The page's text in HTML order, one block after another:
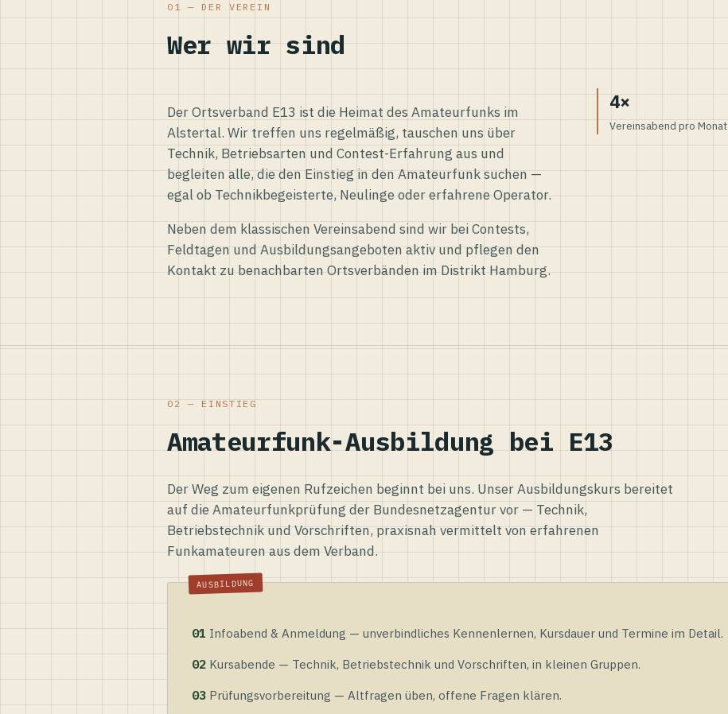
01 — DER VEREIN
Wer wir sind
Der Ortsverband E13 ist die Heimat des Amateurfunks im
Alstertal. Wir treffen uns regelmäßig, tauschen uns über
Technik, Betriebsarten und Contest-Erfahrung aus und
begleiten alle, die den Einstieg in den Amateurfunk suchen —
egal ob Technikbegeisterte, Neulinge oder erfahrene Operator.
Neben dem klassischen Vereinsabend sind wir bei Contests,
Feldtagen und Ausbildungsangeboten aktiv und pflegen den
Kontakt zu benachbarten Ortsverbänden im Distrikt Hamburg.
4×
Vereinsabend pro Monat
02 — EINSTIEG
Amateurfunk-Ausbildung bei E13
Der Weg zum eigenen Rufzeichen beginnt bei uns. Unser Ausbildungskurs bereitet
auf die Amateurfunkprüfung der Bundesnetzagentur vor — Technik,
Betriebstechnik und Vorschriften, praxisnah vermittelt von erfahrenen
Funkamateuren aus dem Verband.
01 Infoabend & Anmeldung — unverbindliches Kennenlernen, Kursdauer und Termine im Detail.
02 Kursabende — Technik, Betriebstechnik und Vorschriften, in kleinen Gruppen.
03 Prüfungsvorbereitung — Altfragen üben, offene Fragen klären.